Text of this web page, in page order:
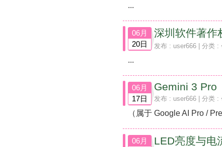
...
06月
20日
深圳软件著作
发布 : user666 | 分类 :
...
06月
17日
Gemini 3 Pro
发布 : user666 | 分类 :
（属于 Google AI Pro /
06月
LED亮度与电